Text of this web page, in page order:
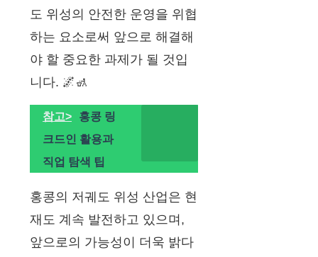
도 위성의 안전한 운영을 위협
하는 요소로써 앞으로 해결해
야 할 중요한 과제가 될 것입
니다. 🌌🚮
참고>
홍콩 링
크드인 활용과
직업 탐색 팁
홍콩의 저궤도 위성 산업은 현
재도 계속 발전하고 있으며,
앞으로의 가능성이 더욱 밝다